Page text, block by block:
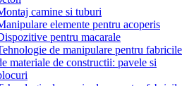
camine si tuburi
elemente pentru acoperis
pentru macarale
de manipulare pentru fabricile
materiale de constructii: pavele si